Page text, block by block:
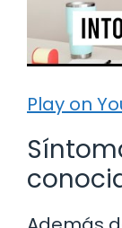
Play on